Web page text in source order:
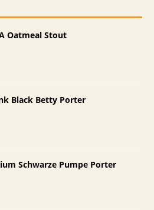
Oatmeal Stout
Black Betty Porter
Schwarze Pumpe Porter